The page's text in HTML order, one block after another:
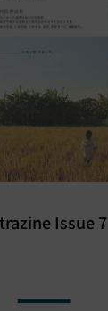
Issue 7